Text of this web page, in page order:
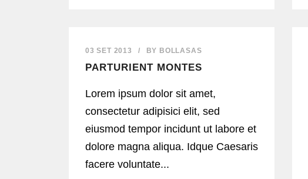
03 SET 2013 / BY BOLLASAS
PARTURIENT MONTES
Lorem ipsum dolor sit amet,
consectetur adipisici elit, sed
eiusmod tempor incidunt ut labore et
dolore magna aliqua. Idque Caesaris
facere voluntate...